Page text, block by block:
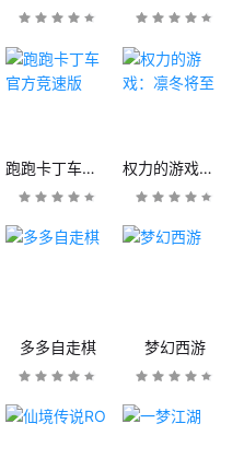
跑跑卡丁车官方竞速版 权力的游戏：凛冬将至
多多自走棋 梦幻西游